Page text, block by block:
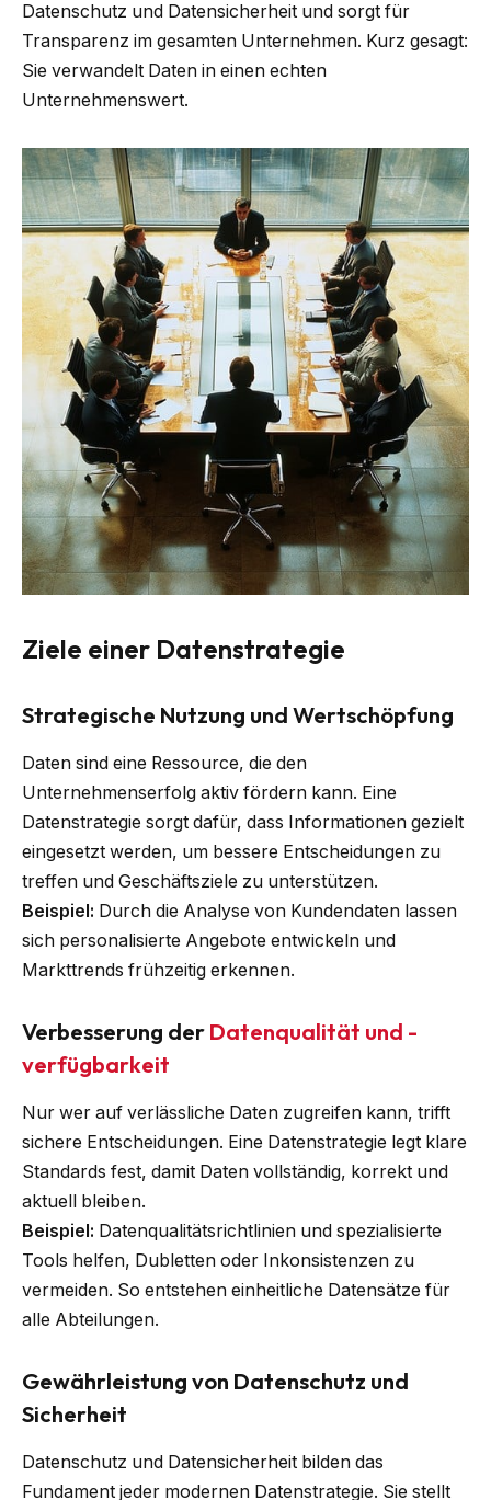
Datenschutz und Datensicherheit und sorgt für
Transparenz im gesamten Unternehmen. Kurz gesagt:
Sie verwandelt Daten in einen echten
Unternehmenswert.
Ziele einer Datenstrategie
Strategische Nutzung und Wertschöpfung
Daten sind eine Ressource, die den
Unternehmenserfolg aktiv fördern kann. Eine
Datenstrategie sorgt dafür, dass Informationen gezielt
eingesetzt werden, um bessere Entscheidungen zu
treffen und Geschäftsziele zu unterstützen.
Beispiel: Durch die Analyse von Kundendaten lassen
sich personalisierte Angebote entwickeln und
Markttrends frühzeitig erkennen.
Verbesserung der Datenqualität und -
verfügbarkeit
Nur wer auf verlässliche Daten zugreifen kann, trifft
sichere Entscheidungen. Eine Datenstrategie legt klare
Standards fest, damit Daten vollständig, korrekt und
aktuell bleiben.
Beispiel: Datenqualitätsrichtlinien und spezialisierte
Tools helfen, Dubletten oder Inkonsistenzen zu
vermeiden. So entstehen einheitliche Datensätze für
alle Abteilungen.
Gewährleistung von Datenschutz und
Sicherheit
Datenschutz und Datensicherheit bilden das
Fundament jeder modernen Datenstrategie. Sie stellt